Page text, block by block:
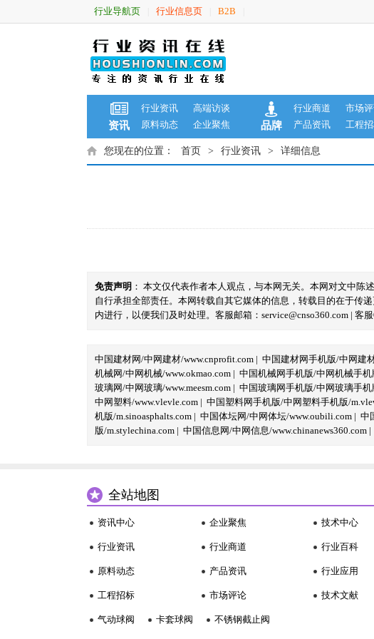
行业导航页 行业信息页 B2B
资讯
行业资讯
高端访谈
原料动态
企业聚焦 品牌
行业商道
市场
产品资讯
工程
您现在的位置： 首页 > 行业资讯 > 详细信息
免责声明 ： 本文仅代表作者本人观点，与本网无关。本网对文中
自行承担全部责任。本网转载自其它媒体的信息，转载目的在于传
内进行，以便我们及时处理。客服邮箱：service@cnso360.com | 客
中国建材网/中网建材/www.cnprofit.com | 中国建材网手机版/中网建
机械网/中网机械/www.okmao.com | 中国机械网手机版/中网机械手机
玻璃网/中网玻璃/www.meesm.com | 中国玻璃网手机版/中网玻璃手机
中网塑料/www.vlevle.com | 中国塑料网手机版/中网塑料手机版/
机版/m.sinoasphalts.com | 中国体坛网/中网体坛/www.oubili.com | 中
版/m.stylechina.com | 中国信息网/中网信息/www.chinanews360.com |
全站地图
资讯中心
行业资讯
原料动态
工程招标
企业聚焦
行业商道
产品资讯
市场评论
技术中心
行业百科
行业应用
技术文献
气动球阀 卡套球阀 不锈钢截止阀